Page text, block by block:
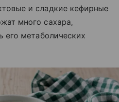
и сладкие кефирные
много сахара,
его метаболических